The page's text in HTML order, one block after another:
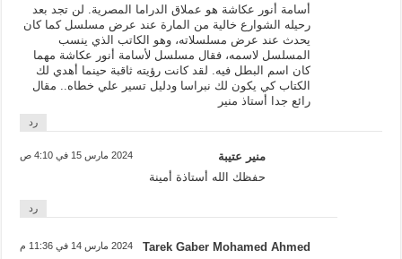
أسامة أنور عكاشة هو عملاق الدراما المصرية. لن تجد بعد
رحيله الشوارع خالية من المارة عند عرض مسلسل كما كان
يحدث عند عرض مسلسلاته، وهو الكاتب الذي ينسب
المسلسل لاسمه، فقال مسلسل لأسامة أنور عكاشة مهما
كان اسم البطل فيه. لقد كانت رؤيته ثاقبة حينما أهدي لك
الكتاب كي يكون لك نبراسا ودليل تسير علي خطاه.. مقال
رائع جدا أستاذ منير
رد
منير عتيبة 2024 مارس 15 في 4:10 ص
حفظك الله أستاذة أمينة
رد
Tarek Gaber Mohamed Ahmed 2024 مارس 14 في 11:36 م